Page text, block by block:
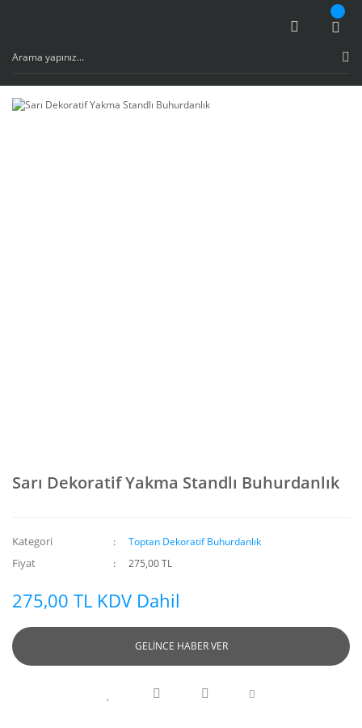
Sarı Dekoratif Yakma Standlı Buhurdanlık
Kategori Toptan Dekoratif Buhurdanlık
Fiyat 275,00 TL
275,00 TL KDV Dahil
GELİNCE HABER VER